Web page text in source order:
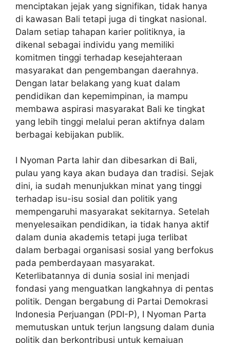
menciptakan jejak yang signifikan, tidak hanya
di kawasan Bali tetapi juga di tingkat nasional.
Dalam setiap tahapan karier politiknya, ia
dikenal sebagai individu yang memiliki
komitmen tinggi terhadap kesejahteraan
masyarakat dan pengembangan daerahnya.
Dengan latar belakang yang kuat dalam
pendidikan dan kepemimpinan, ia mampu
membawa aspirasi masyarakat Bali ke tingkat
yang lebih tinggi melalui peran aktifnya dalam
berbagai kebijakan publik.
I Nyoman Parta lahir dan dibesarkan di Bali,
pulau yang kaya akan budaya dan tradisi. Sejak
dini, ia sudah menunjukkan minat yang tinggi
terhadap isu-isu sosial dan politik yang
mempengaruhi masyarakat sekitarnya. Setelah
menyelesaikan pendidikan, ia tidak hanya aktif
dalam dunia akademis tetapi juga terlibat
dalam berbagai organisasi sosial yang berfokus
pada pemberdayaan masyarakat.
Keterlibatannya di dunia sosial ini menjadi
fondasi yang menguatkan langkahnya di pentas
politik. Dengan bergabung di Partai Demokrasi
Indonesia Perjuangan (PDI-P), I Nyoman Parta
memutuskan untuk terjun langsung dalam dunia
politik dan berkontribusi untuk kemajuan